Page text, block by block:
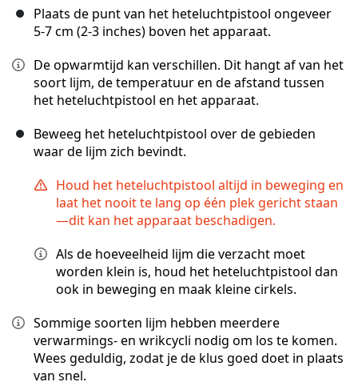
Plaats de punt van het heteluchtpistool ongeveer
5-7 cm (2-3 inches) boven het apparaat.
De opwarmtijd kan verschillen. Dit hangt af van het
soort lijm, de temperatuur en de afstand tussen
het heteluchtpistool en het apparaat.
Beweeg het heteluchtpistool over de gebieden
waar de lijm zich bevindt.
Houd het heteluchtpistool altijd in beweging en
laat het nooit te lang op één plek gericht staan
—dit kan het apparaat beschadigen.
Als de hoeveelheid lijm die verzacht moet
worden klein is, houd het heteluchtpistool dan
ook in beweging en maak kleine cirkels.
Sommige soorten lijm hebben meerdere
verwarmings- en wrikcycli nodig om los te komen.
Wees geduldig, zodat je de klus goed doet in plaats
van snel.